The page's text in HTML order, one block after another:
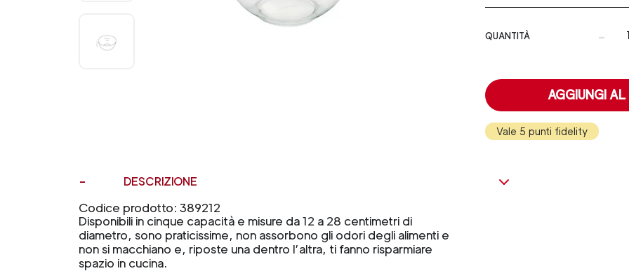
DESCRIZIONE
Codice prodotto: 389212
Disponibili in cinque capacità e misure da 12 a 28 centimetri di
diametro, sono praticissime, non assorbono gli odori degli alimenti e
non si macchiano e, riposte una dentro l’altra, ti fanno risparmiare
spazio in cucina.
QUANTITÀ -
AGGIUNGI AL
Vale 5 punti fidelity